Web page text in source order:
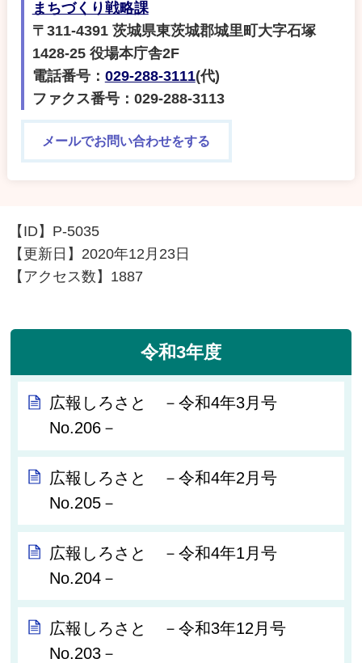
まちづくり戦略課
〒311-4391 茨城県東茨城郡城里町大字石塚
1428-25 役場本庁舎2F
電話番号： 029-288-3111(代)
ファクス番号：029-288-3113
メールでお問い合わせをする
【ID】 P-5035
【更新日】 2020年12月23日
【アクセス数】 1887
令和3年度
広報しろさと －令和4年3月号
No.206－
広報しろさと －令和4年2月号
No.205－
広報しろさと －令和4年1月号
No.204－
広報しろさと －令和3年12月号
No.203－